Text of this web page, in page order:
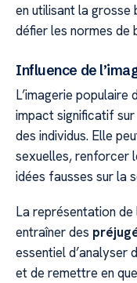
en utilisant la grosse
défier les normes de
Influence de
L’imagerie
impact significatif
des individus. Elle
sexuelles, renforcer
idées fausses sur la
La représentation
entraîner des
essentiel d’analyser
et de remettre en